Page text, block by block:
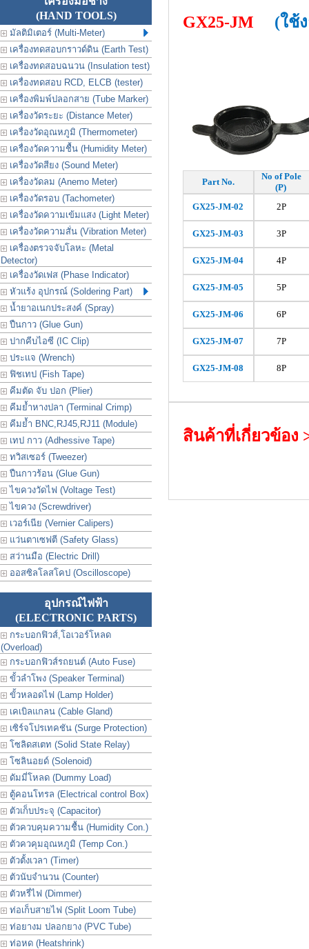
(HAND TOOLS)
มัลติมิเตอร์ (Multi-Meter)
เครื่องทดสอบกราวด์ดิน (Earth Test)
เครื่องทดสอบฉนวน (Insulation test)
เครื่องทดสอบ RCD, ELCB (tester)
เครื่องพิมพ์ปลอกสาย (Tube Marker)
เครื่องวัดระยะ (Distance Meter)
เครื่องวัดอุณหภูมิ (Thermometer)
เครื่องวัดความชื้น (Humidity Meter)
เครื่องวัดสียง (Sound Meter)
เครื่องวัดลม (Anemo Meter)
เครื่องวัดรอบ (Tachometer)
เครื่องวัดความเข้มแสง (Light Meter)
เครื่องวัดความสั่น (Vibration Meter)
เครื่องตรวจจับโลหะ (Metal
Detector)
เครื่องวัดเฟส (Phase Indicator)
หัวแร้ง อุปกรณ์ (Soldering Part)
น้ำยาอเนกประสงค์ (Spray)
ปืนกาว (Glue Gun)
ปากคีบไอซี (IC Clip)
ประเเจ (Wrench)
ฟิชเทป (Fish Tape)
คีมตัด จับ ปอก (Plier)
คีมย้ำหางปลา (Terminal Crimp)
คีมย้ำ BNC,RJ45,RJ11 (Module)
เทป กาว (Adhessive Tape)
ทวิสเซอร์ (Tweezer)
ปืนกาวร้อน (Glue Gun)
ไขควงวัดไฟ (Voltage Test)
ไขควง (Screwdriver)
เวอร์เนีย (Vernier Calipers)
แว่นตาเซฟตี (Safety Glass)
สว่านมือ (Electric Drill)
ออสซิลโลสโคป (Oscilloscope)
อุปกรณ์ไฟฟ้า
(ELECTRONIC PARTS)
กระบอกฟิวส์,โอเวอร์โหลด
(Overload)
กระบอกฟิวส์รถยนต์ (Auto Fuse)
ขั้วลำโพง (Speaker Terminal)
ขั้วหลอดไฟ (Lamp Holder)
เคเบิลแกลน (Cable Gland)
เซิร์จโปรเทคชัน (Surge Protection)
โซลิดสเตท (Solid State Relay)
โซลินอยด์ (Solenoid)
ดัมมี่โหลด (Dummy Load)
ตู้คอนโทรล (Electrical control Box)
ตัวเก็บประจุ (Capacitor)
ตัวควบคุมความชื้น (Humidity Con.)
ตัวควคุมอุณหภูมิ (Temp Con.)
ตัวตั้งเวลา (Timer)
ตัวนับจำนวน (Counter)
ตัวหรี่ไฟ (Dimmer)
ท่อเก็บสายไฟ (Split Loom Tube)
ท่อยางม ปลอกยาง (PVC Tube)
ท่อหด (Heatshrink)
GX25-JM (ใช้
Part No.
No of Pole
(P)
GX25-JM-02
2P
GX25-JM-03 3P
GX25-JM-04 4P
GX25-JM-05 5P
GX25-JM-06 6P
GX25-JM-07 7P
GX25-JM-08 8P
สินค้าที่เกี่ยวข้อง